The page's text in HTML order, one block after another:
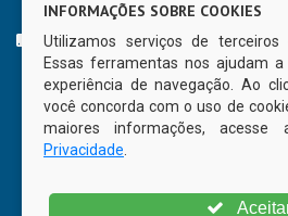
CURTA NOSSA FAN
INFORMAÇÕES SOBRE COOKIES
Utilizamos serviços de terceiros
Essas ferramentas nos ajudam
experiência de navegação. Ao
você concorda com o uso de
maiores informações, acesse
Privacidade